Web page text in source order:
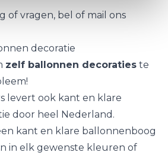
of vragen, bel of mail ons
decoratie
zelf ballonnen decoraties te
levert ook kant en klare
door heel Nederland.
kant en klare ballonnenboog
in elk gewenste kleuren of